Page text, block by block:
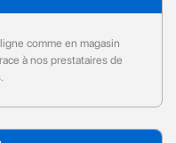
comme en magasin
à nos prestataires de